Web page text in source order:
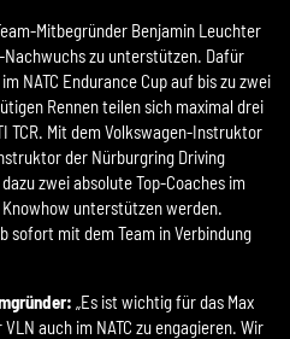
Mitbegründer Benjamin Leuchter
zu unterstützen. Dafür
NATC Endurance Cup auf bis zu zwei
Rennen teilen sich maximal drei
TCR. Mit dem Volkswagen-Instruktor
der Nürburgring Driving
zwei absolute Top-Coaches im
unterstützen werden.
sofort mit dem Team in Verbindung
„Es ist wichtig für das Max
auch im NATC zu engagieren. Wir